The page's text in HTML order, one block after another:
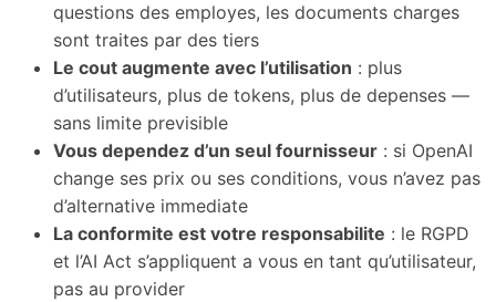
questions des employes, les documents charges
sont traites par des tiers
Le cout augmente avec l’utilisation : plus
d’utilisateurs, plus de tokens, plus de depenses —
sans limite previsible
Vous dependez d’un seul fournisseur : si OpenAI
change ses prix ou ses conditions, vous n’avez pas
d’alternative immediate
La conformite est votre responsabilite : le RGPD
et l’AI Act s’appliquent a vous en tant qu’utilisateur,
pas au provider